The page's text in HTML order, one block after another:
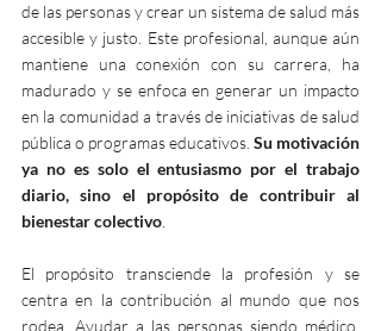
de las personas y crear un sistema de salud más
accesible y justo. Este profesional, aunque aún
mantiene una conexión con su carrera, ha
madurado y se enfoca en generar un impacto
en la comunidad a través de iniciativas de salud
pública o programas educativos. Su motivación
ya no es solo el entusiasmo por el trabajo
diario, sino el propósito de contribuir al
bienestar colectivo
El propósito transciende la profesión y se
centra en la contribución al mundo que nos
rodea. Ayudar a las personas siendo médico,